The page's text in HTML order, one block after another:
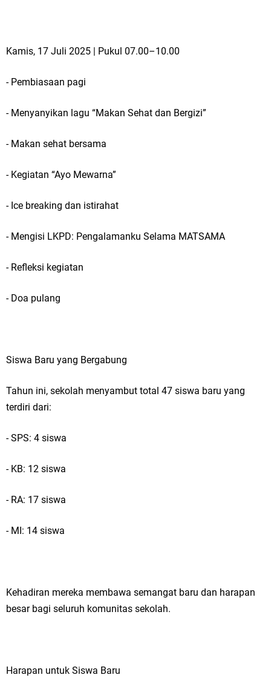
Kamis, 17 Juli 2025 | Pukul 07.00–10.00
- Pembiasaan pagi
- Menyanyikan lagu “Makan Sehat dan Bergizi”
- Makan sehat bersama
- Kegiatan “Ayo Mewarna”
- Ice breaking dan istirahat
- Mengisi LKPD: Pengalamanku Selama MATSAMA
- Refleksi kegiatan
- Doa pulang
Siswa Baru yang Bergabung
Tahun ini, sekolah menyambut total 47 siswa baru yang
terdiri dari:
- SPS: 4 siswa
- KB: 12 siswa
- RA: 17 siswa
- MI: 14 siswa
Kehadiran mereka membawa semangat baru dan harapan
besar bagi seluruh komunitas sekolah.
Harapan untuk Siswa Baru